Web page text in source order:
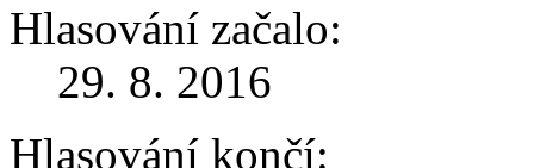
Hlasování začalo:
29. 8. 2016
Hlasování končí: